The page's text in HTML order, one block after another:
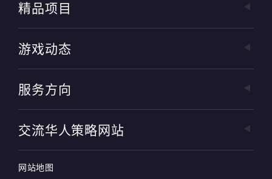
精品项目
游戏动态
服务方向
交流华人策略网站
网站地图